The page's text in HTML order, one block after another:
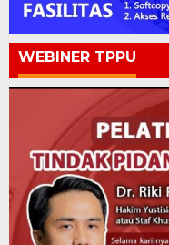
WEBINER TPPU